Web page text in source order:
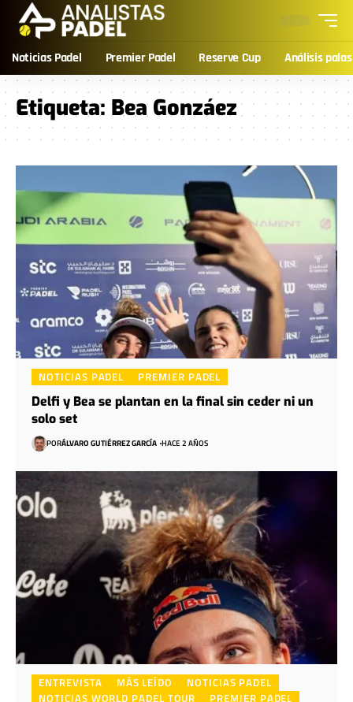
Noticias Padel Premier Padel Reserve Cup Análisis palas
Etiqueta: Bea Gonzáez
NOTICIAS PADEL PREMIER PADEL
Delfi y Bea se plantan en la final sin ceder ni un
solo set
PORÁLVARO GUTIÉRREZ GARCÍA HACE 2 AÑOS
ENTREVISTA MÁS LEÍDO
NOTICIAS PADEL
NOTICIAS WORLD PADEL TOUR
PREMIER PADEL